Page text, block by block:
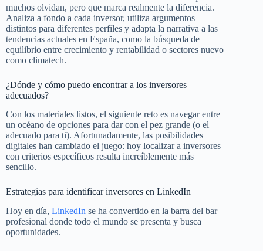
muchos olvidan, pero que marca realmente la diferencia.
Analiza a fondo a cada inversor, utiliza argumentos
distintos para diferentes perfiles y adapta la narrativa a las
tendencias actuales en España, como la búsqueda de
equilibrio entre crecimiento y rentabilidad o sectores nuevo
como climatech.
¿Dónde y cómo puedo encontrar a los inversores
adecuados?
Con los materiales listos, el siguiente reto es navegar entre
un océano de opciones para dar con el pez grande (o el
adecuado para ti). Afortunadamente, las posibilidades
digitales han cambiado el juego: hoy localizar a inversores
con criterios específicos resulta increíblemente más
sencillo.
Estrategias para identificar inversores en LinkedIn
Hoy en día, LinkedIn se ha convertido en la barra del bar
profesional donde todo el mundo se presenta y busca
oportunidades.